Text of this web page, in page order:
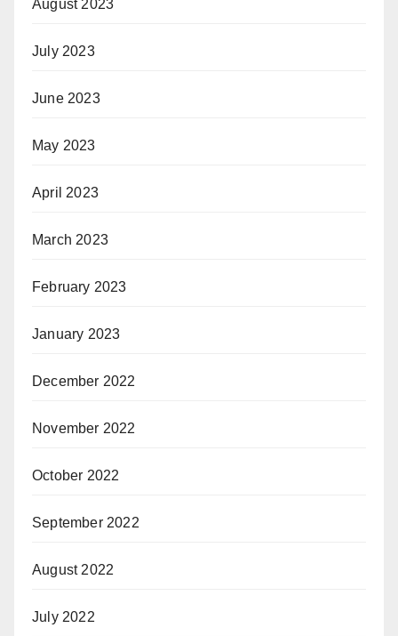
August 2023
July 2023
June 2023
May 2023
April 2023
March 2023
February 2023
January 2023
December 2022
November 2022
October 2022
September 2022
August 2022
July 2022